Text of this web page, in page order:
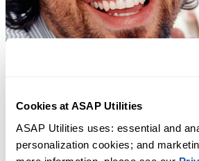
Cookies at ASAP Utilities
ASAP Utilities uses: essential and
personalization cookies; and